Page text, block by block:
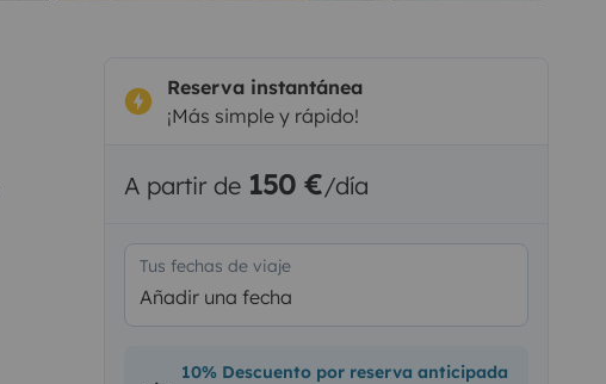
Reserva instantánea
¡Más simple y rápido!
A partir de 150 €/día
Tus fechas de viaje
Añadir una fecha
10% Descuento por reserva anticipada